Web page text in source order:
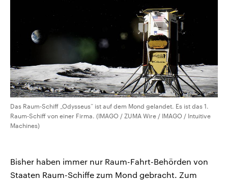
Das Raum-Schiff „Odysseus“ ist auf dem Mond gelandet. Es ist das 1.
Raum-Schiff von einer Firma. (IMAGO / ZUMA Wire / IMAGO / Intuitive
Machines)
Bisher haben immer nur Raum-Fahrt-Behörden von
Staaten Raum-Schiffe zum Mond gebracht. Zum